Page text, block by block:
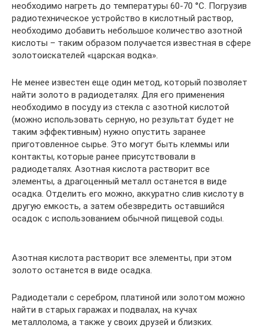
необходимо нагреть до температуры 60-70 °С. Погрузив
радиотехническое устройство в кислотный раствор,
необходимо добавить небольшое количество азотной
кислоты – таким образом получается известная в сфере
золотоискателей «царская водка».
Не менее известен еще один метод, который позволяет
найти золото в радиодеталях. Для его применения
необходимо в посуду из стекла с азотной кислотой
(можно использовать серную, но результат будет не
таким эффективным) нужно опустить заранее
приготовленное сырье. Это могут быть клеммы или
контакты, которые ранее присутствовали в
радиодеталях. Азотная кислота растворит все
элементы, а драгоценный металл останется в виде
осадка. Отделить его можно, аккуратно слив кислоту в
другую емкость, а затем обезвредить оставшийся
осадок с использованием обычной пищевой соды.
Азотная кислота растворит все элементы, при этом
золото останется в виде осадка.
Радиодетали с серебром, платиной или золотом можно
найти в старых гаражах и подвалах, на кучах
металлолома, а также у своих друзей и близких.